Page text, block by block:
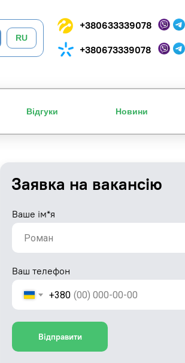
Новини
Відгуки
RU
+380633339078
+380673339078
Ваше ім*я
Ваш телефон
+380
Відправити
Заявка на вакансію